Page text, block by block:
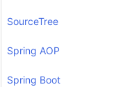
SourceTree
Spring AOP
Spring Boot